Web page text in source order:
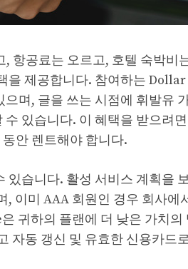
항공료는 오르고, 호텔 숙박비
제공합니다. 참여하는
며, 글을 쓰는 시점에 휘발유
있습니다. 이 혜택을 받으려
안 렌트해야 합니다.
있습니다. 활성 서비스 계획을
이미 AAA 회원인 경우 회사에
귀하의 플랜에 더 낮은 가치의
동 갱신 및 유효한 신용카드